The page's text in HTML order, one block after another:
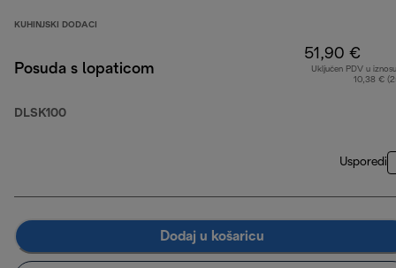
KUHINJSKI DODACI
Posuda s lopaticom
DLSK100
51,90 €
Uključen PDV u
10,38 €
Usporedi
Dodaj u košaricu